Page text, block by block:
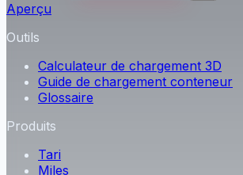
Aperçu
Outils
Calculateur de chargement 3D
Guide de chargement conteneur
Glossaire
Produits
Tari
Miles